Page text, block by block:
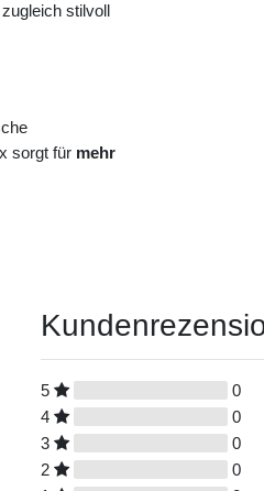
stilvoll
sorgt für mehr
5
0
4
0
3
0
2
0